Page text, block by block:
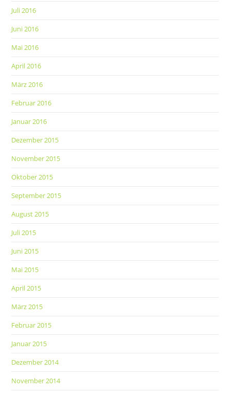
Juli 2016
Juni 2016
Mai 2016
April 2016
März 2016
Februar 2016
Januar 2016
Dezember 2015
November 2015
Oktober 2015
September 2015
August 2015
Juli 2015
Juni 2015
Mai 2015
April 2015
März 2015
Februar 2015
Januar 2015
Dezember 2014
November 2014